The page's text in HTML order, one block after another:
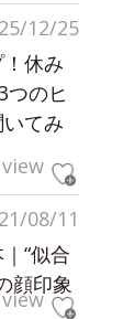
12/25
休み
つのヒ
てみ
08/11
“似合
顔印象